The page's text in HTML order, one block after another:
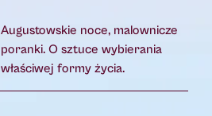
Augustowskie noce, malownicze
poranki. O sztuce wybierania
właściwej formy życia.